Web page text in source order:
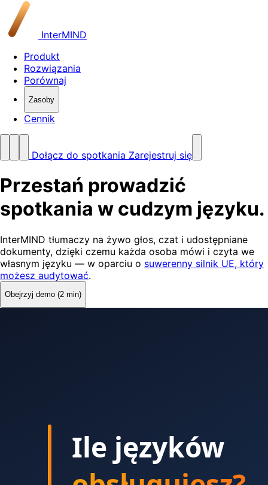
InterMIND
Produkt
Rozwiązania
Porównaj
Zasoby
Cennik
Dołącz do spotkania Zarejestruj się
Przestań prowadzić
spotkania w cudzym języku.
InterMIND tłumaczy na żywo głos, czat i udostępniane
dokumenty, dzięki czemu każda osoba mówi i czyta we
własnym języku — w oparciu o suwerenny silnik UE, który
możesz audytować.
Obejrzyj demo (2 min)